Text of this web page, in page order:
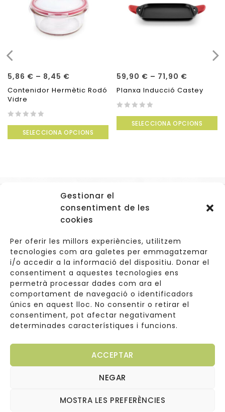
Gestionar el
consentiment de les
cookies
Per oferir les millors experiències, utilitzem
tecnologies com ara galetes per emmagatzemar
i/o accedir a la informació del dispositiu. Donar el
consentiment a aquestes tecnologies ens
permetrà processar dades com ara el
comportament de navegació o identificadors
únics en aquest lloc. No consentir o retirar el
consentiment, pot afectar negativament
determinades característiques i funcions.
ACCEPTAR
NEGAR
MOSTRA LES PREFERÈNCIES
5,86 € – 8,45 €
Contenidor Hermètic Rodó
Vidre
of
SELECCIONA OPCIONS
59,90 € – 71,90 €
Planxa Inducció Castey
of
SELECCIONA OPCIONS
Carrer de Valldoreix 45, 08172 Sant Cugat del Vallès
933 157 807 | 691967537
info@cuinetes.shop
Arantxaengancha